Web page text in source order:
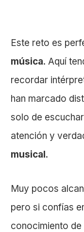
Este reto es
música. Aquí
recordar
han marcado
solo de
atención y
musical.
Muy pocos
pero si confías
conocimiento